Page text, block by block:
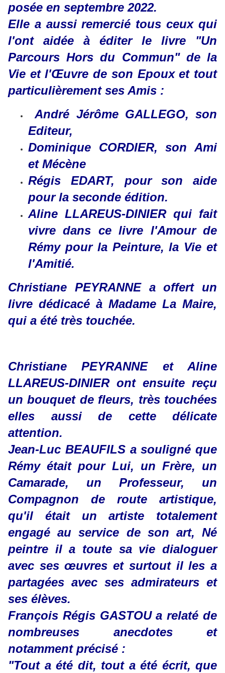
posée en septembre 2022.
Elle a aussi remercié tous ceux qui
l'ont aidée à éditer le livre "Un
Parcours Hors du Commun" de la
Vie et l'Œuvre de son Epoux et tout
particulièrement ses Amis :
André Jérôme GALLEGO, son
Editeur,
Dominique CORDIER, son Ami
et Mécène
Régis EDART, pour son aide
pour la seconde édition.
Aline LLAREUS-DINIER qui fait
vivre dans ce livre l'Amour de
Rémy pour la Peinture, la Vie et
l'Amitié.
Christiane PEYRANNE a offert un
livre dédicacé à Madame La Maire,
qui a été très touchée.
Christiane PEYRANNE et Aline
LLAREUS-DINIER ont ensuite reçu
un bouquet de fleurs, très touchées
elles aussi de cette délicate
attention.
Jean-Luc BEAUFILS a souligné que
Rémy était pour Lui, un Frère, un
Camarade, un Professeur, un
Compagnon de route artistique,
qu'il était un artiste totalement
engagé au service de son art, Né
peintre il a toute sa vie dialoguer
avec ses œuvres et surtout il les a
partagées avec ses admirateurs et
ses élèves.
François Régis GASTOU a relaté de
nombreuses anecdotes et
notamment précisé :
"Tout a été dit, tout a été écrit, que